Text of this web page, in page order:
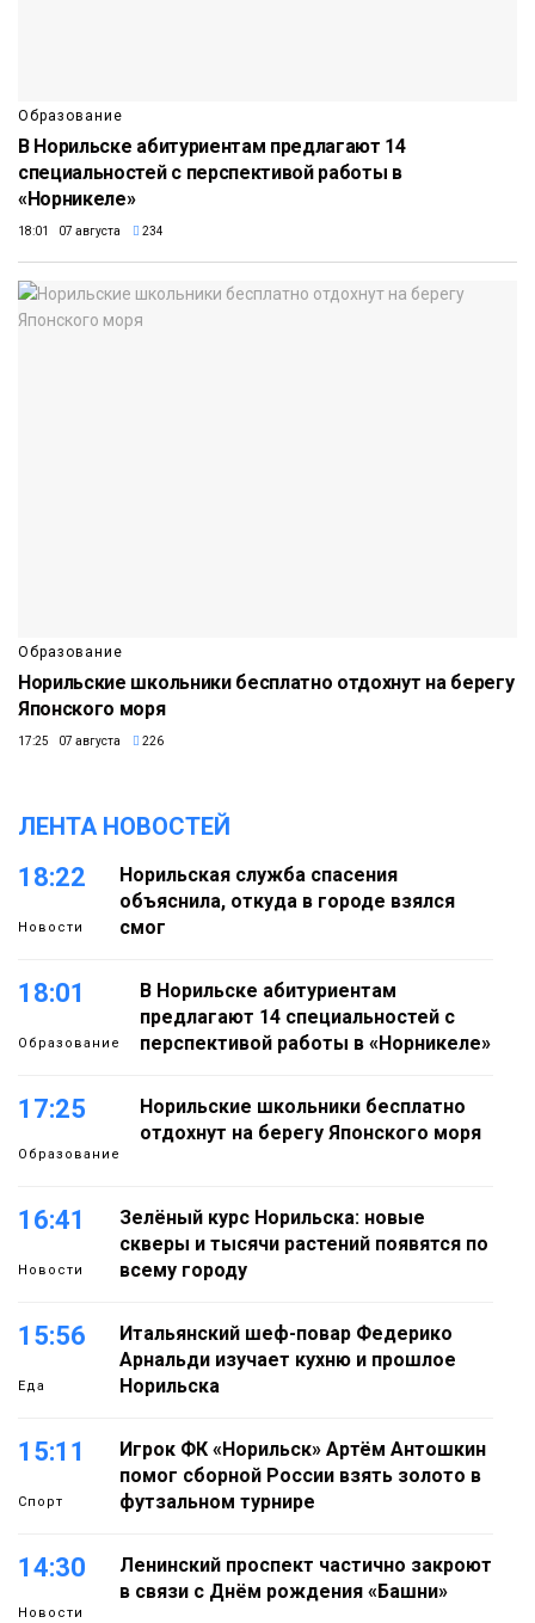
Образование
В Норильске абитуриентам предлагают 14
специальностей с перспективой работы в
«Норникеле»
18:01 07 августа 234
Образование
Норильские школьники бесплатно отдохнут на берегу
Японского моря
17:25 07 августа 226
ЛЕНТА НОВОСТЕЙ
18:22
Новости
Норильская служба спасения
объяснила, откуда в городе взялся
смог
18:01
Образование
В Норильске абитуриентам
предлагают 14 специальностей с
перспективой работы в «Норникеле»
17:25
Образование
Норильские школьники бесплатно
отдохнут на берегу Японского моря
16:41
Новости
Зелёный курс Норильска: новые
скверы и тысячи растений появятся по
всему городу
15:56
Еда
Итальянский шеф-повар Федерико
Арнальди изучает кухню и прошлое
Норильска
15:11
Спорт
Игрок ФК «Норильск» Артём Антошкин
помог сборной России взять золото в
футзальном турнире
14:30
Новости
Ленинский проспект частично закроют
в связи с Днём рождения «Башни»